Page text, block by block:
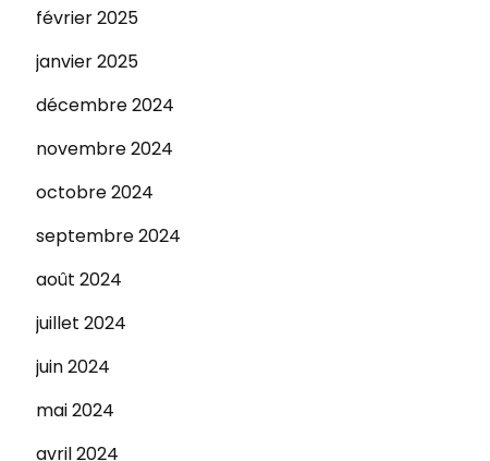
février 2025
janvier 2025
décembre 2024
novembre 2024
octobre 2024
septembre 2024
août 2024
juillet 2024
juin 2024
mai 2024
avril 2024